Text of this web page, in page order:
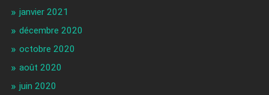
janvier 2021
décembre 2020
octobre 2020
août 2020
juin 2020